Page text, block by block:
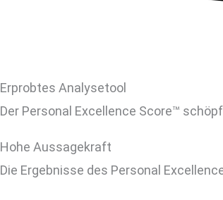
Erprobtes Analysetool
Der Personal Excellence Score™
Hohe Aussagekraft
Die Ergebnisse des Personal